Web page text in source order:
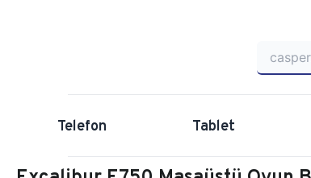
Telefon Tablet